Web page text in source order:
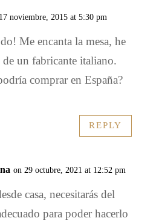
noviembre, 2015 at 5:30 pm
Me encanta la mesa, he
de un fabricante italiano.
comprar en España?
REPLY
on 29 octubre, 2021 at 12:52 pm
casa, necesitarás del
para poder hacerlo